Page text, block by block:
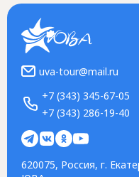
uva-tour@mail.ru
+7 (343) 345-67-05
+7 (343) 286-19-40
620075, Россия, г.